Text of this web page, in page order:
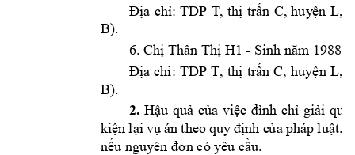
Địa chỉ: TDP T, thị trấn C, huyện L,
B).
6. Chị Thân Thị H1 - Sinh năm 1988.
Địa chỉ: TDP T, thị trấn C, huyện L,
B).
2. Hậu quả của việc đình chỉ giải
kiện lại vụ án theo quy định của pháp luật.
nếu nguyên đơn có yêu cầu.